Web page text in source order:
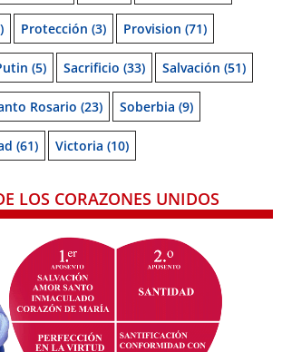
Protección (3) Provision (71)
(5) Sacrificio (33) Salvación (51)
Rosario (23) Soberbia (9)
(61) Victoria (10)
LOS CORAZONES UNIDOS